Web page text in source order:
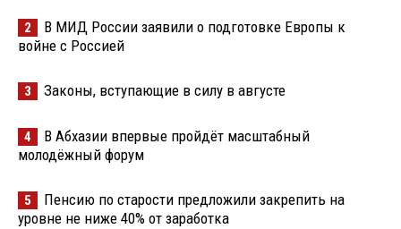
2
В МИД России заявили о подготовке Европы к
войне с Россией
3 Законы, вступающие в силу в августе
4
В Абхазии впервые пройдёт масштабный
молодёжный форум
5
Пенсию по старости предложили закрепить на
уровне не ниже 40% от заработка